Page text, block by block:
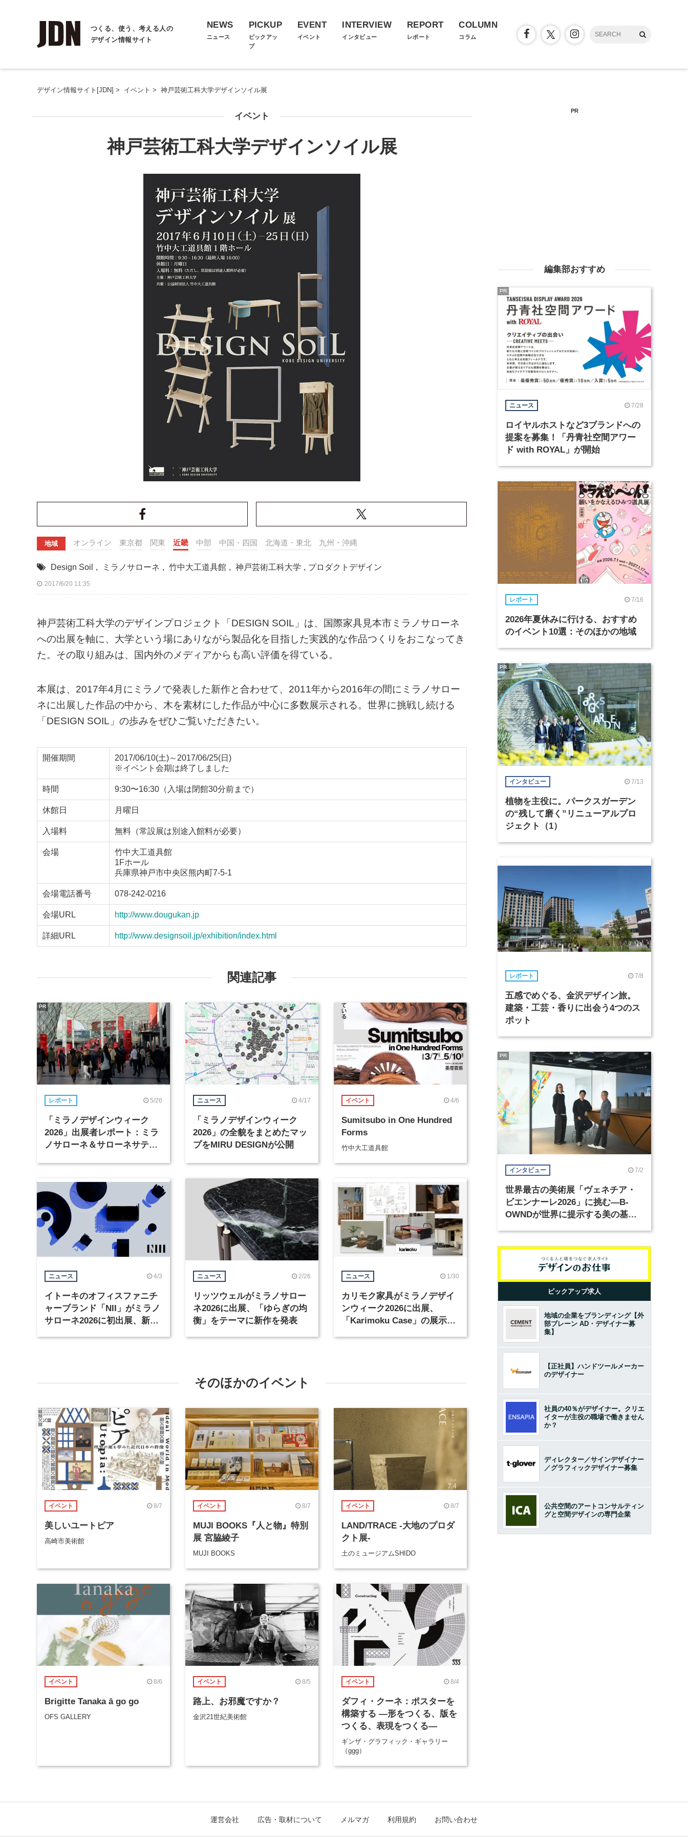
つくる、使う、考える人の
デザイン情報サイト
NEWS
ニュース
PICKUP
ピックアッ
プ
EVENT
イベント
INTERVIEW
インタビュー
REPORT
レポート
COLUMN
コラム
デザイン情報サイト[JDN] > イベント > 神戸芸術工科大学デザインソイル展
イベント
神戸芸術工科大学デザインソイル展
地域 オンライン 東京都 関東 近畿 中部 中国・四国 北海道・東北 九州・沖縄
Design Soil , ミラノサローネ , 竹中大工道具館 , 神戸芸術工科大学 , プロダクトデザイン
2017/6/20 11:35
神戸芸術工科大学のデザインプロジェクト「DESIGN SOIL」は、国際家具見本市ミラノサローネ
への出展を軸に、大学という場にありながら製品化を目指した実践的な作品つくりをおこなってき
た。その取り組みは、国内外のメディアからも高い評価を得ている。
本展は、2017年4月にミラノで発表した新作と合わせて、2011年から2016年の間にミラノサロー
ネに出展した作品の中から、木を素材にした作品が中心に多数展示される。世界に挑戦し続ける
「DESIGN SOIL」の歩みをぜひご覧いただきたい。
開催期間
2017/06/10(土)～2017/06/25(日)
※イベント会期は終了しました
時間 9:30〜16:30（入場は閉館30分前まで）
休館日 月曜日
入場料 無料（常設展は別途入館料が必要）
会場
竹中大工道具館
1Fホール
兵庫県神戸市中央区熊内町7-5-1
会場電話番号 078-242-0216
会場URL http://www.dougukan.jp
詳細URL http://www.designsoil.jp/exhibition/index.html
関連記事
レポート 5/26
「ミラノデザインウィーク
2026」出展者レポート：ミラ
ノサローネ＆サローネサテリ
PR
ニュース 4/17
「ミラノデザインウィーク
2026」の全貌をまとめたマッ
プをMIRU DESIGNが公開
イベント 4/6
Sumitsubo in One Hundred
Forms
竹中大工道具館
ニュース 4/3
イトーキのオフィスファニチ
ャーブランド「NII」がミラノ
サローネ2026に初出展、新作
ニュース 2/26
リッツウェルがミラノサロー
ネ2026に出展、「ゆらぎの均
衡」をテーマに新作を発表
ニュース 1/30
カリモク家具がミラノデザイ
ンウィーク2026に出展、
「Karimoku Case」の展示は
そのほかのイベント
イベント 8/7
美しいユートピア
高崎市美術館
イベント 8/7
MUJI BOOKS『人と物』特別
展 宮脇綾子
MUJI BOOKS
イベント 8/7
LAND/TRACE -大地のプロダ
クト展-
土のミュージアムSHIDO
イベント 8/6
Brigitte Tanaka ā go go
OFS GALLERY
イベント 8/5
路上、お邪魔ですか？
金沢21世紀美術館
イベント 8/4
ダフィ・クーネ：ポスターを
構築する ―形をつくる、版を
つくる、表現をつくる―
ギンザ・グラフィック・ギャラリー
（ggg）
PR
編集部おすすめ
ニュース 7/28
ロイヤルホストなど3ブランドへの
提案を募集！「丹青社空間アワー
ド with ROYAL」が開始
PR
レポート 7/16
2026年夏休みに行ける、おすすめ
のイベント10選：そのほかの地域
インタビュー 7/13
植物を主役に。パークスガーデン
の“残して磨く”リニューアルプロ
ジェクト（1）
PR
レポート 7/8
五感でめぐる、金沢デザイン旅。
建築・工芸・香りに出会う4つのス
ポット
インタビュー 7/2
世界最古の美術展「ヴェネチア・
ビエンナーレ2026」に挑む―B-
OWNDが世界に提示する美の基準
PR
ピックアップ求人
地域の企業をブランディング【外
部ブレーン AD・デザイナー募
集】
【正社員】ハンドツールメーカー
のデザイナー
社員の40％がデザイナー。クリエ
イターが主役の職場で働きません
か？
ディレクター／サインデザイナー
／グラフィックデザイナー募集
公共空間のアートコンサルティン
グと空間デザインの専門企業
運営会社 広告・取材について メルマガ 利用規約 お問い合わせ